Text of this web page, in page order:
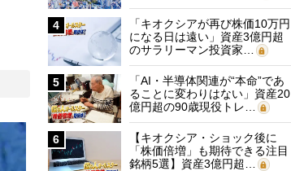
4
「キオクシアが再び株価10万円
になる日は遠い」資産3億円超
のサラリーマン投資家…
5
「AI・半導体関連が“本命”であ
ることに変わりはない」資産20
億円超の90歳現役トレ…
6
【キオクシア・ショック後に
「株価倍増」も期待できる注目
銘柄5選】資産3億円超…